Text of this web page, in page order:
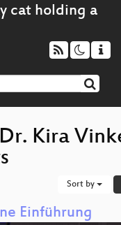
Kira
Sort by
Einführung